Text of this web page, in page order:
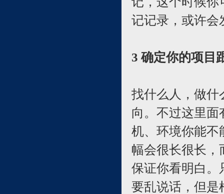
记记录，或许会
3 确定你的项目
找什么人，做什
向。不过这里面
机、环境你能不
幅会很长很长，
保证你看明白。
要乱说话，但是